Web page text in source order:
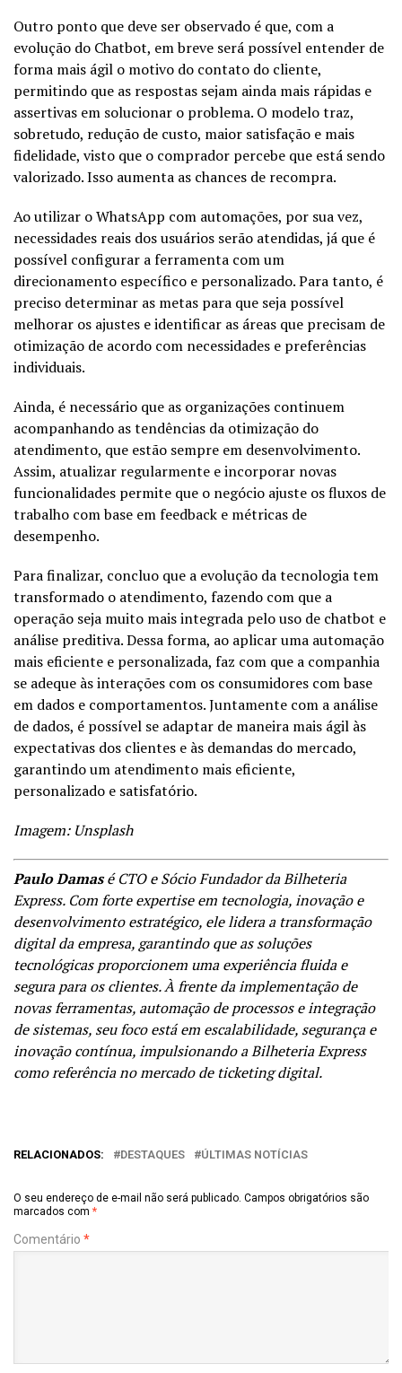
Outro ponto que deve ser observado é que, com a
evolução do Chatbot, em breve será possível entender de
forma mais ágil o motivo do contato do cliente,
permitindo que as respostas sejam ainda mais rápidas e
assertivas em solucionar o problema. O modelo traz,
sobretudo, redução de custo, maior satisfação e mais
fidelidade, visto que o comprador percebe que está sendo
valorizado. Isso aumenta as chances de recompra.
Ao utilizar o WhatsApp com automações, por sua vez,
necessidades reais dos usuários serão atendidas, já que é
possível configurar a ferramenta com um
direcionamento específico e personalizado. Para tanto, é
preciso determinar as metas para que seja possível
melhorar os ajustes e identificar as áreas que precisam de
otimização de acordo com necessidades e preferências
individuais.
Ainda, é necessário que as organizações continuem
acompanhando as tendências da otimização do
atendimento, que estão sempre em desenvolvimento.
Assim, atualizar regularmente e incorporar novas
funcionalidades permite que o negócio ajuste os fluxos de
trabalho com base em feedback e métricas de
desempenho.
Para finalizar, concluo que a evolução da tecnologia tem
transformado o atendimento, fazendo com que a
operação seja muito mais integrada pelo uso de chatbot e
análise preditiva. Dessa forma, ao aplicar uma automação
mais eficiente e personalizada, faz com que a companhia
se adeque às interações com os consumidores com base
em dados e comportamentos. Juntamente com a análise
de dados, é possível se adaptar de maneira mais ágil às
expectativas dos clientes e às demandas do mercado,
garantindo um atendimento mais eficiente,
personalizado e satisfatório.
Imagem: Unsplash
Paulo Damasé CTO e Sócio Fundador daBilheteria
Express. Com forte expertise em tecnologia, inovação e
desenvolvimento estratégico, ele lidera a transformação
digital da empresa, garantindo que as soluções
tecnológicas proporcionem uma experiência fluida e
segura para os clientes. À frente da implementação de
novas ferramentas, automação de processos e integração
de sistemas, seu foco está em escalabilidade, segurança e
inovação contínua, impulsionando a Bilheteria Express
como referência no mercado de ticketing digital.
RELACIONADOS: DESTAQUES ÚLTIMAS NOTÍCIAS
O seu endereço de e-mail não será publicado. Campos obrigatórios são
marcados com *
Comentário *